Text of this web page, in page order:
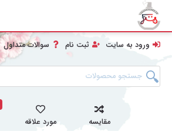
ورود به سایت ثبت نام سوالات متداول
مقایسه مورد علاقه